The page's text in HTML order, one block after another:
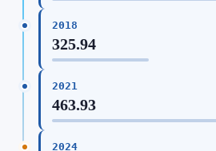
2018
325.94
2021
463.93
2024